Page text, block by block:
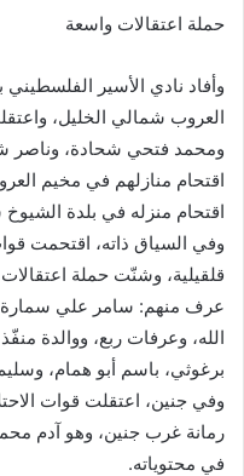
حملة اعتقالات واسعة
وأفاد نادي الأسير
العروب شمالي الخليل،
ومحمد فتحي شحادة، وناصر
اقتحام منازلهم في مخيم
اقتحام منزله في بلدة
وفي السياق ذاته، اقتحمت
قلقيلية، وشنّت حملة
عرف منهم: سامر علي
الله، وعرفات ربع، ووالدة
برغوثي، باسم أبو همام،
وفي جنين، اعتقلت قوات
رمانة غرب جنين، وهو آدم
في محتوياته.